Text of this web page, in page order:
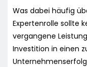
Was dabei häufig
Expertenrolle sollte
vergangene
Investition in einen